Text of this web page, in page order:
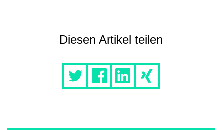
Diesen Artikel teilen